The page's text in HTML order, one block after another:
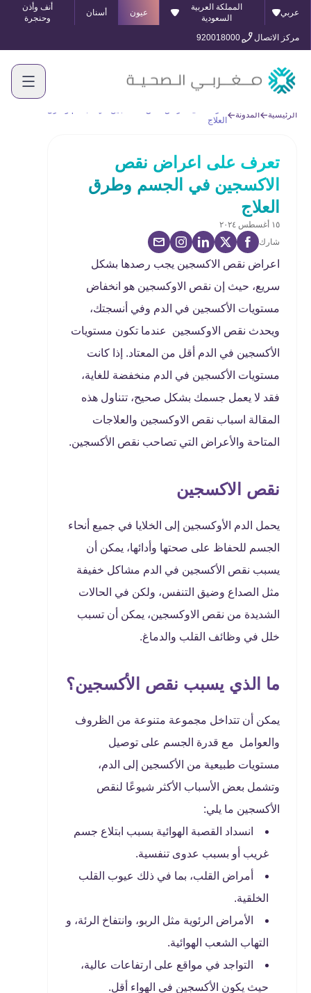
عربي
المملكة العربية
السعودية
عيون أسنان
أنف وأذن
وحنجرة
مركز الاتصال
920018000
الرئيسية المدونة
العلاج
تعرف على اعراض نقص
الاكسجين في الجسم وطرق
العلاج
١٥ أغسطس ٢٠٢٤
شارك
اعراض نقص الاكسجين يجب رصدها بشكل
سريع، حيث إن نقص الاوكسجين هو انخفاض
مستويات الأكسجين في الدم وفي أنسجتك،
ويحدث نقص الاوكسجين عندما تكون مستويات
الأكسجين في الدم أقل من المعتاد. إذا كانت
مستويات الأكسجين في الدم منخفضة للغاية،
فقد لا يعمل جسمك بشكل صحيح، تتناول هذه
المقالة اسباب نقص الاوكسجين والعلاجات
المتاحة والأعراض التي تصاحب نقص الأكسجين.
نقص الاكسجين
يحمل الدم الأوكسجين إلى الخلايا في جميع أنحاء
الجسم للحفاظ على صحتها وأدائها، يمكن أن
يسبب نقص الأكسجين في الدم مشاكل خفيفة
مثل الصداع وضيق التنفس، ولكن في الحالات
الشديدة من نقص الاوكسجين، يمكن أن تسبب
خلل في وظائف القلب والدماغ.
ما الذي يسبب نقص الأكسجين؟
يمكن أن تتداخل مجموعة متنوعة من الظروف
والعوامل مع قدرة الجسم على توصيل
مستويات طبيعية من الأكسجين إلى الدم،
وتشمل بعض الأسباب الأكثر شيوعًا لنقص
الأكسجين ما يلي:
انسداد القصبة الهوائية بسبب ابتلاع جسم
غريب أو بسبب عدوى تنفسية.
أمراض القلب، بما في ذلك عيوب القلب
الخلقية.
الأمراض الرئوية مثل الربو، وانتفاخ الرئة، و
التهاب الشعب الهوائية.
التواجد في مواقع على ارتفاعات عالية،
حيث يكون الأكسجين في الهواء أقل.